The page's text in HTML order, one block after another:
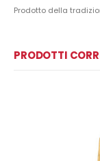
Prodotto della
PRODOTTI